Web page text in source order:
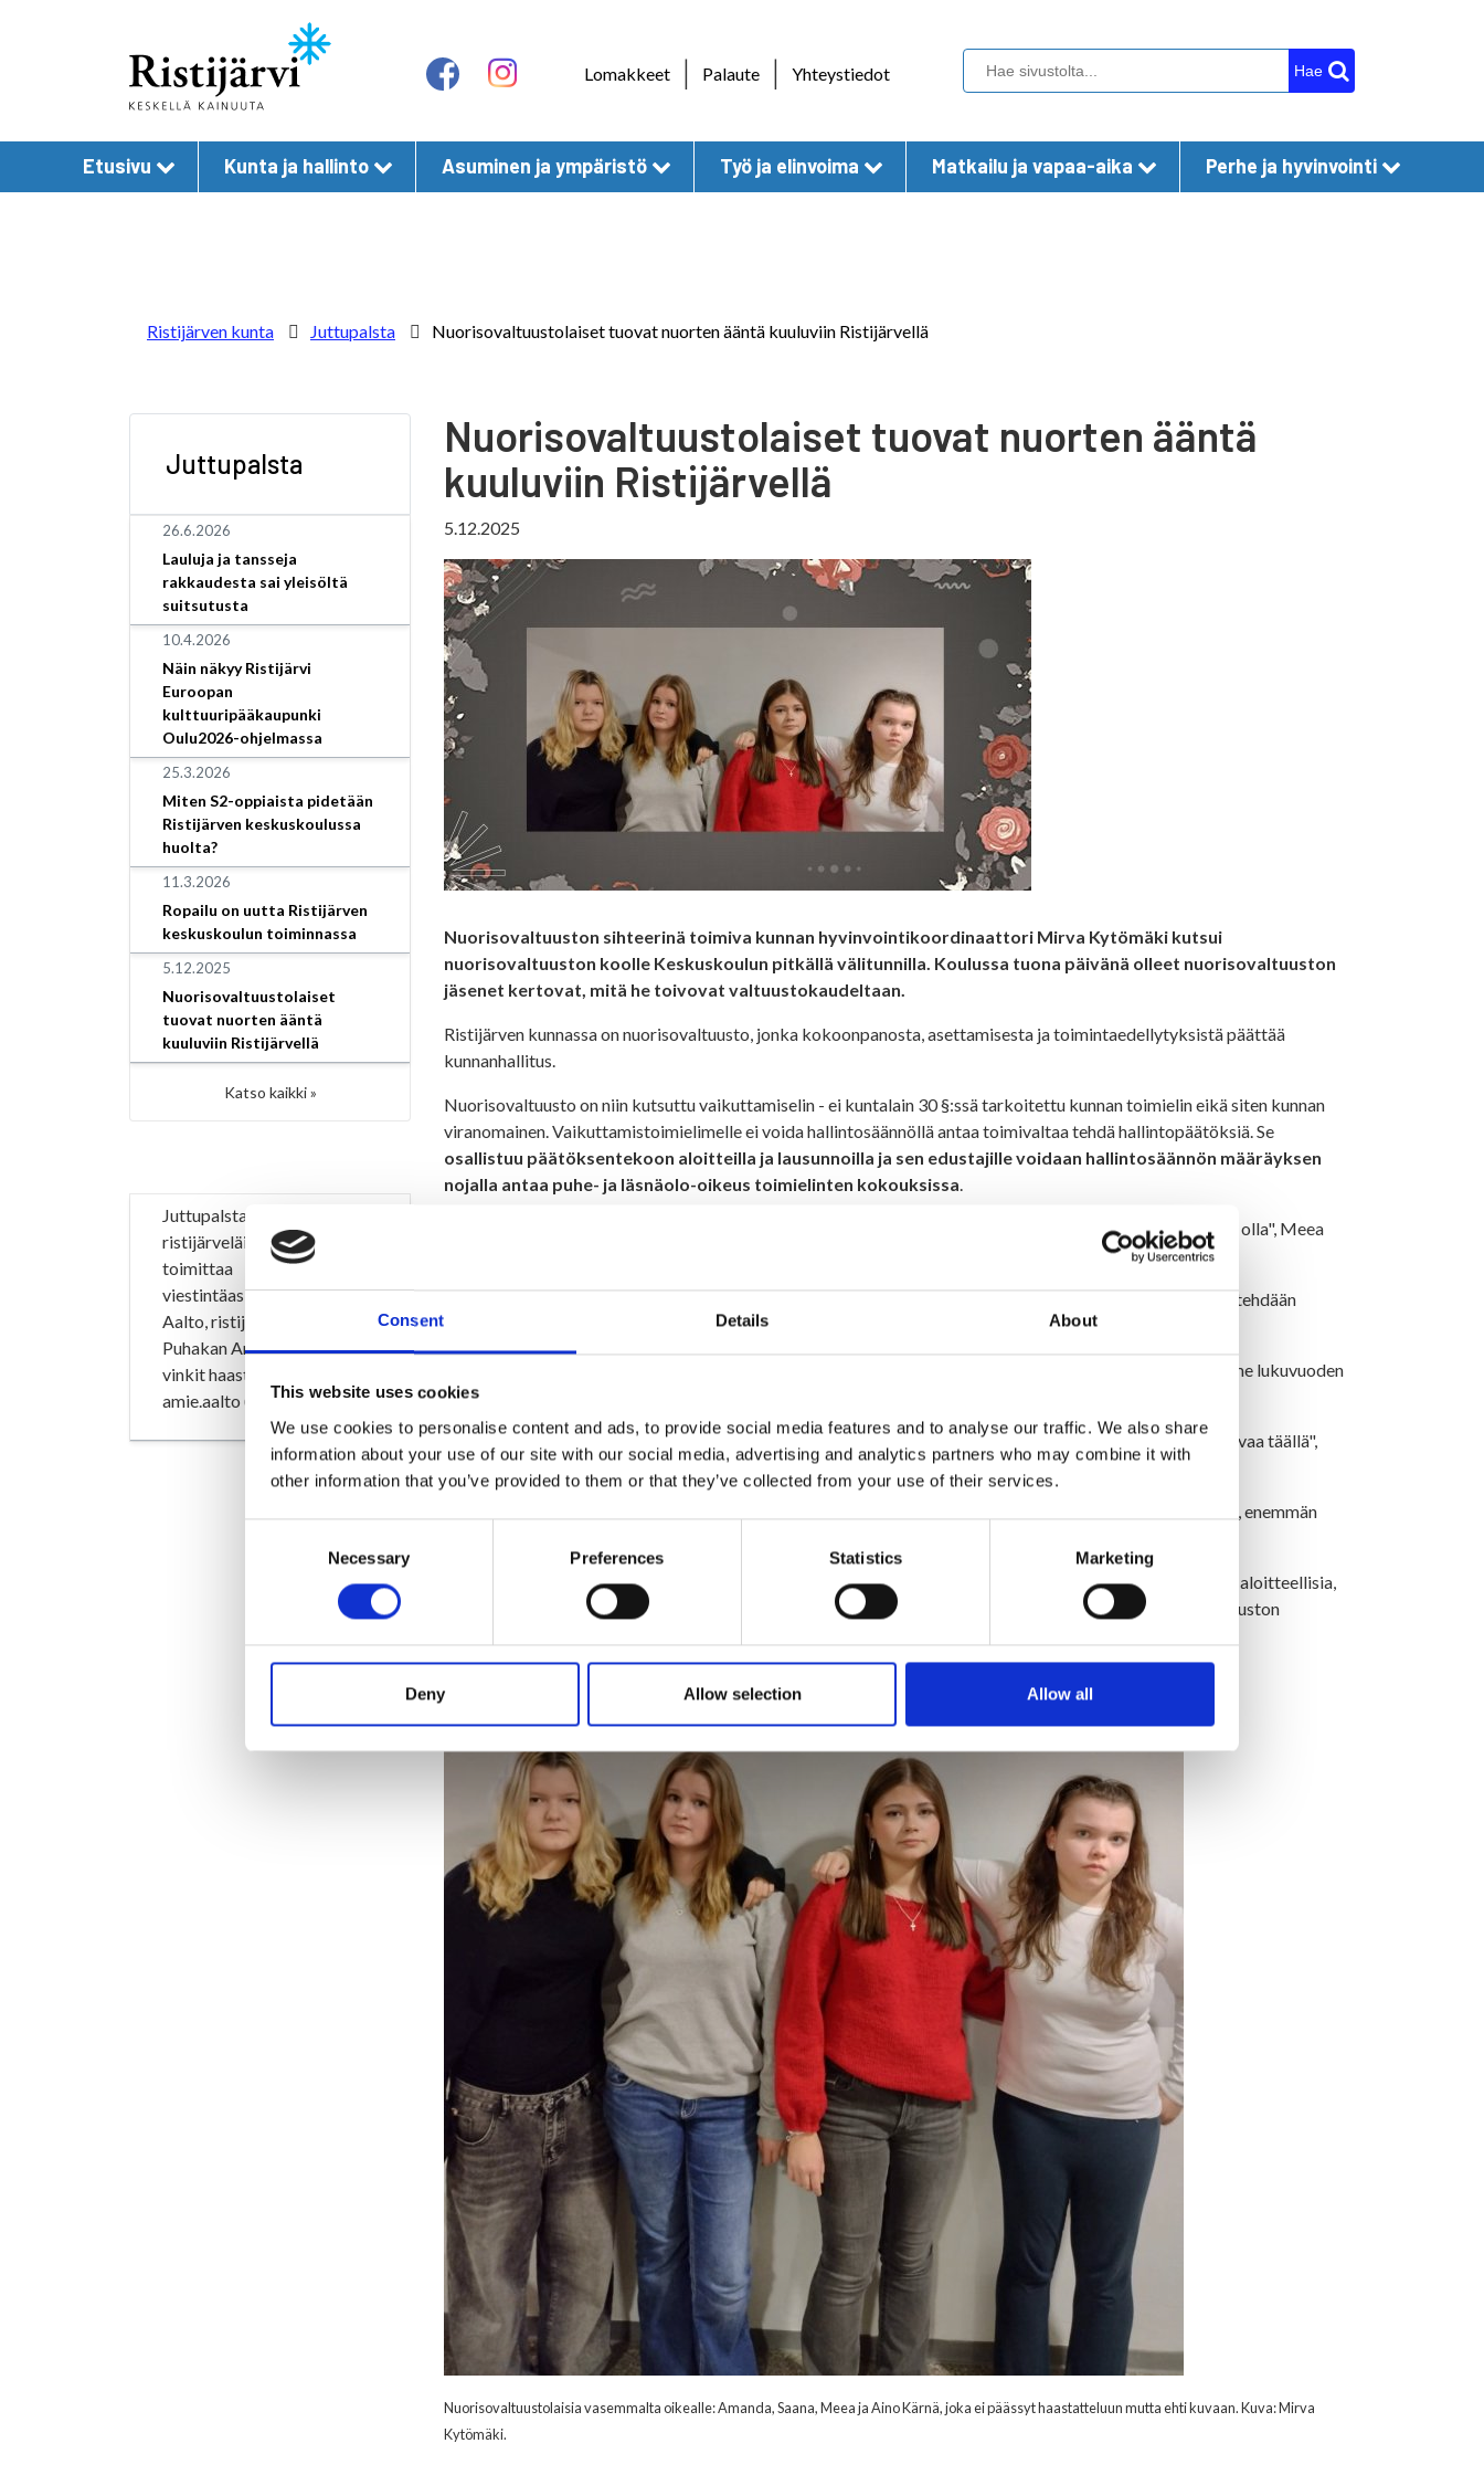
Consent Details About
This website uses cookies
We use cookies to personalise content and ads, to provide social media features and to analyse our traffic. We also share
information about your use of our site with our social media, advertising and analytics partners who may combine it with
other information that you’ve provided to them or that they’ve collected from your use of their services.
Necessary Preferences Statistics Marketing
Deny Allow selection Allow all
Lomakkeet | Palaute | Yhteystiedot Hae
Etusivu Kunta ja hallinto Asuminen ja ympäristö Työ ja elinvoima Matkailu ja vapaa-aika Perhe ja hyvinvointi
Ristijärven kunta Juttupalsta Nuorisovaltuustolaiset tuovat nuorten ääntä kuuluviin Ristijärvellä
Juttupalsta
26.6.2026
Lauluja ja tansseja
rakkaudesta sai yleisöltä
suitsutusta
10.4.2026
Näin näkyy Ristijärvi
Euroopan
kulttuuripääkaupunki
Oulu2026-ohjelmassa
25.3.2026
Miten S2-oppiaista pidetään
Ristijärven keskuskoulussa
huolta?
11.3.2026
Ropailu on uutta Ristijärven
keskuskoulun toiminnassa
5.12.2025
Nuorisovaltuustolaiset
tuovat nuorten ääntä
kuuluviin Ristijärvellä
Katso kaikki »
Juttupalstalla haastatellaan
ristijärveläisiä. Jutut
toimittaa
viestintäasiantuntija Amie
Aalto, ristijärveläisittäin
Puhakan Arja. Juttuvinkit ja
vinkit haastateltavista:
amie.aalto (at) gmail.com.
Nuorisovaltuustolaiset tuovat nuorten ääntä
kuuluviin Ristijärvellä
5.12.2025
Nuorisovaltuuston sihteerinä toimiva kunnan hyvinvointikoordinaattori Mirva Kytömäki kutsui
nuorisovaltuuston koolle Keskuskoulun pitkällä välitunnilla. Koulussa tuona päivänä olleet nuorisovaltuuston
jäsenet kertovat, mitä he toivovat valtuustokaudeltaan.
Ristijärven kunnassa on nuorisovaltuusto, jonka kokoonpanosta, asettamisesta ja toimintaedellytyksistä päättää
kunnanhallitus.
Nuorisovaltuusto on niin kutsuttu vaikuttamiselin - ei kuntalain 30 §:ssä tarkoitettu kunnan toimielin eikä siten kunnan
viranomainen. Vaikuttamistoimielimelle ei voida hallintosäännöllä antaa toimivaltaa tehdä hallintopäätöksiä. Se
osallistuu päätöksentekoon aloitteilla ja lausunnoilla ja sen edustajille voidaan hallintosäännön määräyksen
nojalla antaa puhe- ja läsnäolo-oikeus toimielinten kokouksissa.
on Keskuskoulun 9-luokkalainen, joka asuu Saukkovaaralla. "Haluan, että nuorilla on hyvä olla", Meea
on myös 9-luokkalainen. Hän asuu Jokikylässä. "Että saadaan nuorten ääntä kuulumaan, tehdään
Ristijärvestä kivempi paikka asua, saada nuoria yhteen", ilmaisee Lotta toiveensa.
on 8-luokkalainen, ja hän asuu ihan kylällä. Perhe muutti Hyrynsalmelle, mutta palasi viime lukuvuoden
puolella vuosi sitten. "Tekemistä nuorille, parempia nuorisotiloja, harrastuksia", hän toivoo.
Nella Moilanenon Keskuskoulun 8-luokkalainen. "Nuorten ääni kuuluviin, nuorisotilat, että kaikilla ois kivvaa täällä",
sanoo Nella.
on 7-luokkalainen, ja hän asuu Koskenkylällä. "Nuorisotilat, että nuorilla ois kiva olla täällä, enemmän
Hyvin yksimielisiä ovat nuorisovaltuuston jäsenet toiveissaan. Voitte osallistua päätöksentekoon olemalla aloitteellisia,
tekemällä ehdotuksia, antamalla lausuntoja ja käymällä puhumassa niistä kunnanhallituksen ja kunnanvaltuuston
Nuorisovaltuustolaisia vasemmalta oikealle: Amanda, Saana, Meea ja Aino Kärnä, joka ei päässyt haastatteluun mutta ehti kuvaan. Kuva: Mirva
Kytömäki.